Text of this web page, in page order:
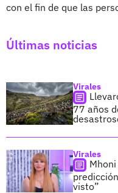
con el fin de que las
Últimas noticias
Virales
77 años
Virales
visto”